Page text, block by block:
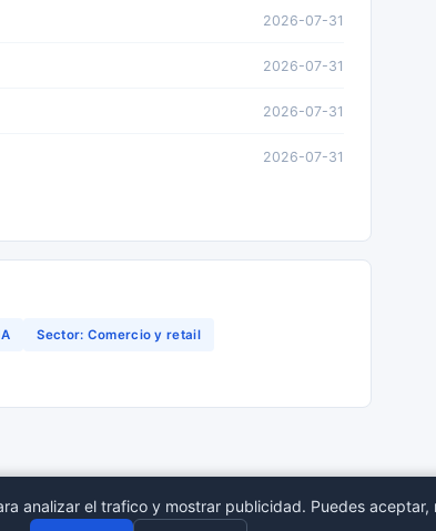
2026-07-31
2026-07-31
2026-07-31
2026-07-31
Sector: Comercio y retail
analizar el trafico y mostrar publicidad. Puedes